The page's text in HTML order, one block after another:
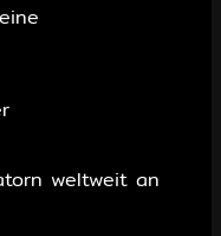
weltweit an